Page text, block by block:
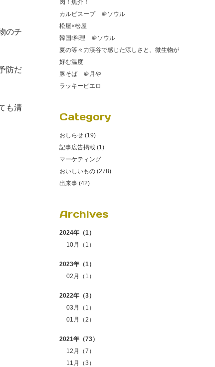
のチ
防だ
も清
肉！魚介！
カルビスープ ＠ソウル
松屋×松屋
韓国r料理 ＠ソウル
夏の等々力渓谷で感じた涼しさと、微生物が
好む温度
豚そば ＠月や
ラッキーピエロ
Category
おしらせ (19)
記事広告掲載 (1)
マーケティング
おいしいもの (278)
出来事 (42)
Archives
2024年（1）
10月（1）
2023年（1）
02月（1）
2022年（3）
03月（1）
01月（2）
2021年（73）
12月（7）
11月（3）